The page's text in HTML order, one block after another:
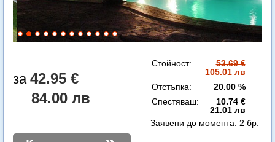
42.95 €
84.00 лв
Стойност:
53.69 €
105.01 лв
Отстъпка:
20.00 %
Спестяваш:
10.74 €
21.01 лв
Заявени до момента: 2 бр.